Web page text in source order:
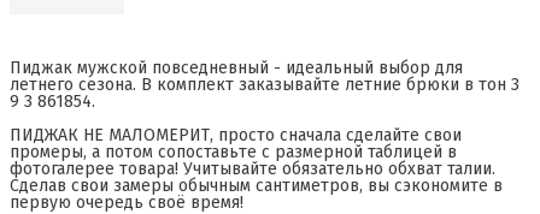
Пиджак мужской повседневный - идеальный выбор для
летнего сезона. В комплект заказывайте летние брюки в тон 3
9 3 861854.
ПИДЖАК НЕ МАЛОМЕРИТ, просто сначала сделайте свои
промеры, а потом сопоставьте с размерной таблицей в
фотогалерее товара! Учитывайте обязательно обхват талии.
Сделав свои замеры обычным сантиметров, вы сэкономите в
первую очередь своё время!